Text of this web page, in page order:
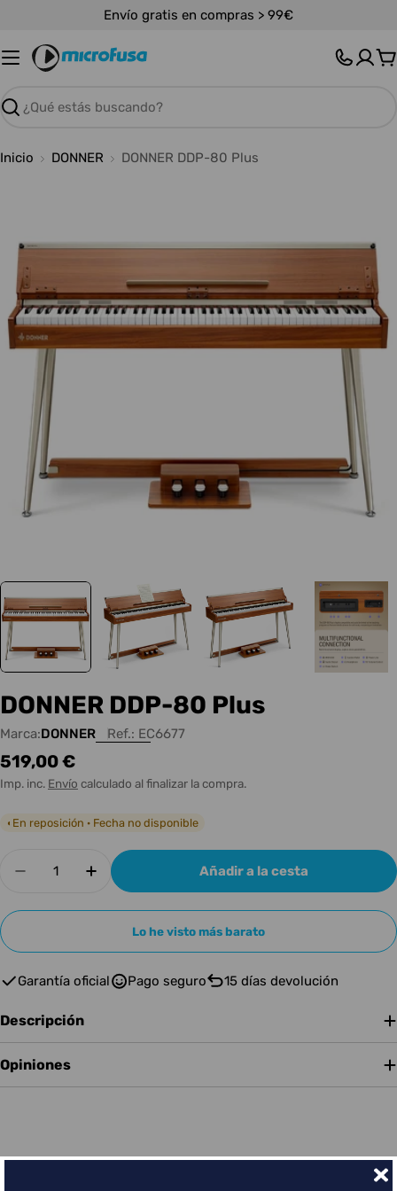
contenido
Envío gratis en compras > 99€
Buscar
Inicio DONNER DONNER DDP-80 Plus
medios 0 en modal
DONNER DDP-80 Plus
Marca:DONNER Ref.: EC6677
Precio
habitual
519,00 €
Imp. inc. Envío calculado al finalizar la compra.
◐ En reposición · Fecha no disponible
Disminuir cantidad para DONNER DDP-80 Plus
Aumentar cantidad para DONNER
Añadir a la cesta
Lo he visto más barato
Garantía oficial Pago seguro 15 días devolución
Descripción
Opiniones